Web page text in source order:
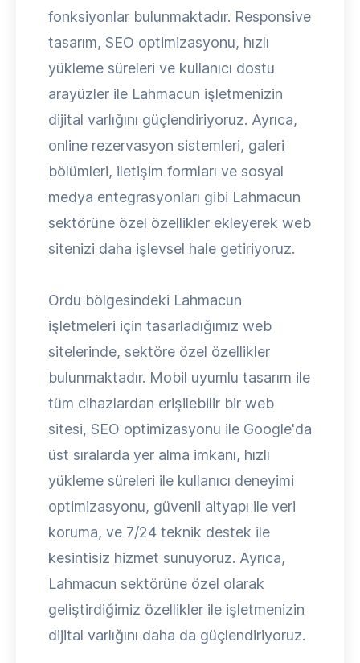
fonksiyonlar bulunmaktadır. Responsive
tasarım, SEO optimizasyonu, hızlı
yükleme süreleri ve kullanıcı dostu
arayüzler ile Lahmacun işletmenizin
dijital varlığını güçlendiriyoruz. Ayrıca,
online rezervasyon sistemleri, galeri
bölümleri, iletişim formları ve sosyal
medya entegrasyonları gibi Lahmacun
sektörüne özel özellikler ekleyerek web
sitenizi daha işlevsel hale getiriyoruz.
Ordu bölgesindeki Lahmacun
işletmeleri için tasarladığımız web
sitelerinde, sektöre özel özellikler
bulunmaktadır. Mobil uyumlu tasarım ile
tüm cihazlardan erişilebilir bir web
sitesi, SEO optimizasyonu ile Google'da
üst sıralarda yer alma imkanı, hızlı
yükleme süreleri ile kullanıcı deneyimi
optimizasyonu, güvenli altyapı ile veri
koruma, ve 7/24 teknik destek ile
kesintisiz hizmet sunuyoruz. Ayrıca,
Lahmacun sektörüne özel olarak
geliştirdiğimiz özellikler ile işletmenizin
dijital varlığını daha da güçlendiriyoruz.